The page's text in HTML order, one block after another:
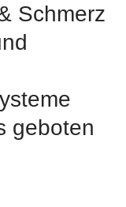
Schmerz
geboten